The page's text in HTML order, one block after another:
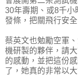
30年壽期、或8千小
發條，把關飛行安
蔡英文也勉勵空軍
機研製的夥伴，請
的感動，並把這份
了，她真的非常以大